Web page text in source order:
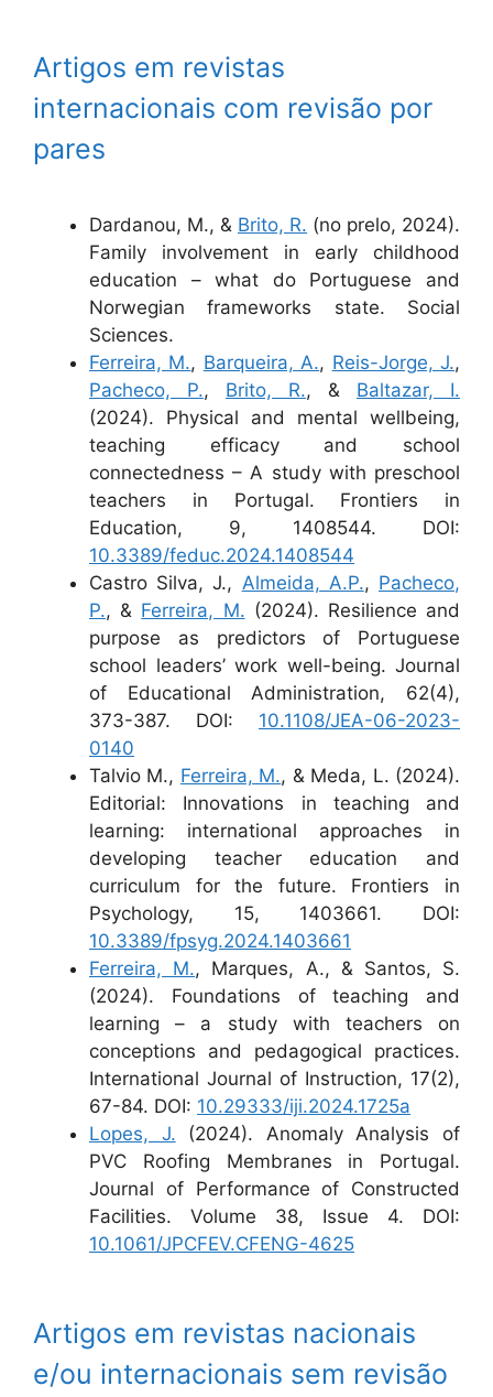
Artigos em revistas
internacionais com revisão por
pares
Dardanou, M., & Brito, R. (no prelo, 2024).
Family involvement in early childhood
education – what do Portuguese and
Norwegian frameworks state. Social
Sciences.
Ferreira, M., Barqueira, A., Reis-Jorge, J.,
Pacheco, P., Brito, R., & Baltazar, I.
(2024). Physical and mental wellbeing,
teaching efficacy and school
connectedness – A study with preschool
teachers in Portugal. Frontiers in
Education, 9, 1408544. DOI:
10.3389/feduc.2024.1408544
Castro Silva, J., Almeida, A.P., Pacheco,
P., & Ferreira, M. (2024). Resilience and
purpose as predictors of Portuguese
school leaders’ work well-being. Journal
of Educational Administration, 62(4),
373-387. DOI: 10.1108/JEA-06-2023-
0140
Talvio M., Ferreira, M., & Meda, L. (2024).
Editorial: Innovations in teaching and
learning: international approaches in
developing teacher education and
curriculum for the future. Frontiers in
Psychology, 15, 1403661. DOI:
10.3389/fpsyg.2024.1403661
Ferreira, M., Marques, A., & Santos, S.
(2024). Foundations of teaching and
learning – a study with teachers on
conceptions and pedagogical practices.
International Journal of Instruction, 17(2),
67-84. DOI: 10.29333/iji.2024.1725a
Lopes, J. (2024). Anomaly Analysis of
PVC Roofing Membranes in Portugal.
Journal of Performance of Constructed
Facilities. Volume 38, Issue 4. DOI:
10.1061/JPCFEV.CFENG-4625
Artigos em revistas nacionais
e/ou internacionais sem revisão